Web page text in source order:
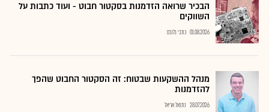
הבכיר שרואה הזדמנות בסקטור חבוט - ועוד כתבות על
השווקים
01.08.2026 כתבי גלובס
מנהל ההשקעות שבטוח: זה הסקטור החבוט שהפך
להזדמנות
28.07.2026 נתנאל אריאל